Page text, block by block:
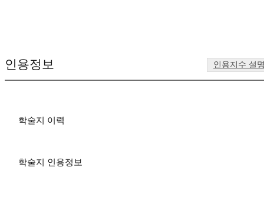
인용정보 인용지수 설
학술지 이력
학술지 인용정보